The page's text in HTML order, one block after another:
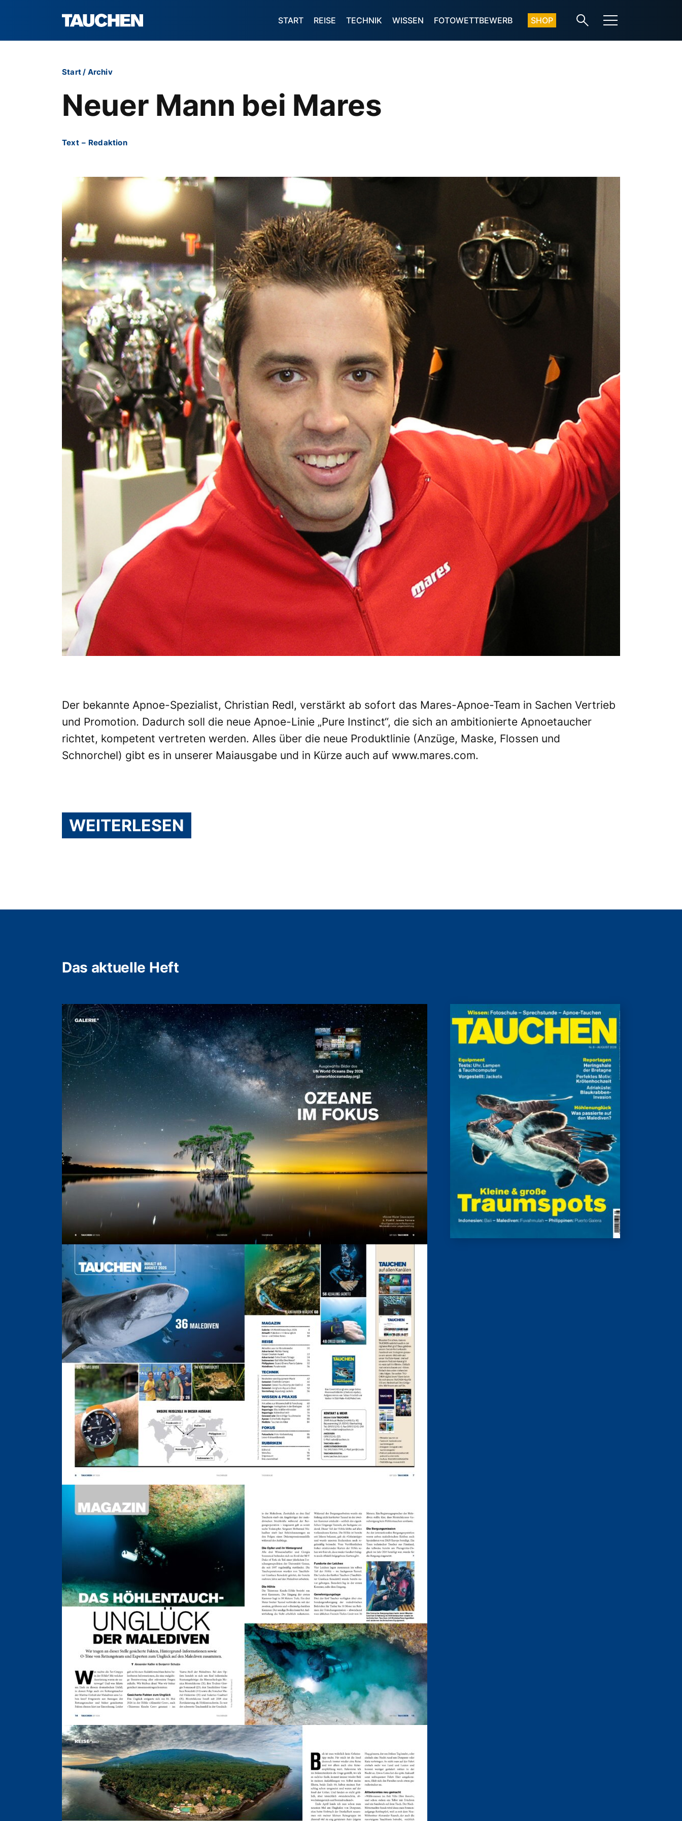
START REISE TECHNIK WISSEN FOTOWETTBEWERB SHOP
Start/ Archiv
Neuer Mann bei Mares
Text – Redaktion
Der bekannte Apnoe-Spezialist, Christian Redl, verstärkt ab sofort das Mares-Apnoe-Team in Sachen Vertrieb
und Promotion. Dadurch soll die neue Apnoe-Linie „Pure Instinct“, die sich an ambitionierte Apnoetaucher
richtet, kompetent vertreten werden. Alles über die neue Produktlinie (Anzüge, Maske, Flossen und
Schnorchel) gibt es in unserer Maiausgabe und in Kürze auch auf www.mares.com.
WEITERLESEN
Das aktuelle Heft